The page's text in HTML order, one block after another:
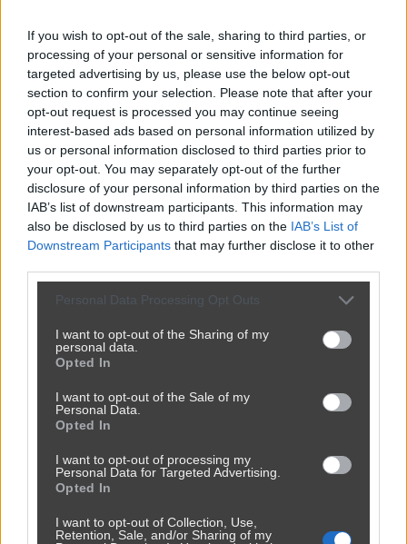
If you wish to opt-out of the sale, sharing to third parties, or
processing of your personal or sensitive information for
targeted advertising by us, please use the below opt-out
section to confirm your selection. Please note that after your
opt-out request is processed you may continue seeing
interest-based ads based on personal information utilized by
us or personal information disclosed to third parties prior to
your opt-out. You may separately opt-out of the further
disclosure of your personal information by third parties on the
IAB’s list of downstream participants. This information may
also be disclosed by us to third parties on the IAB’s List of
Downstream Participants that may further disclose it to other
Personal Data Processing Opt Outs
I want to opt-out of the Sharing of my
personal data.
Opted In
I want to opt-out of the Sale of my
Personal Data.
Opted In
I want to opt-out of processing my
Personal Data for Targeted Advertising.
Opted In
I want to opt-out of Collection, Use,
Retention, Sale, and/or Sharing of my